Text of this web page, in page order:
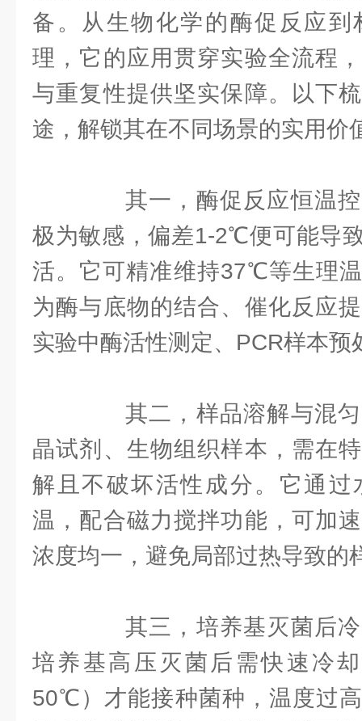
备。从生物化学的酶促反应
理，它的应用贯穿实验全流程
与重复性提供坚实保障。以下
途，解锁其在不同场景的实用价
其一，酶促反应恒温控
极为敏感，偏差1-2℃便可能导
活。它可精准维持37℃等生理
为酶与底物的结合、催化反应
实验中酶活性测定、PCR样本预
其二，样品溶解与混匀
晶试剂、生物组织样本，需在
解且不破坏活性成分。它通过
温，配合磁力搅拌功能，可加
浓度均一，避免局部过热导致的
其三，培养基灭菌后冷
培养基高压灭菌后需快速冷
50℃）才能接种菌种，温度过